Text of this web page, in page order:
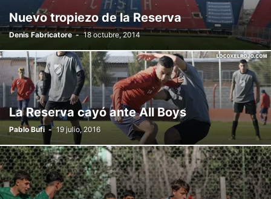
Nuevo tropiezo de la Reserva
Denis Fabricatore - 18 octubre, 2014
La Reserva cayó ante All Boys
Pablo Bufi - 19 julio, 2016